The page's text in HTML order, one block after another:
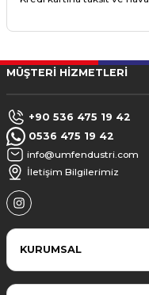
MÜŞTERİ HİZMETLERİ
+90 536 475 19 42
0536 475 19 42
info@umfendustri.com
İletişim Bilgilerimiz
KURUMSAL